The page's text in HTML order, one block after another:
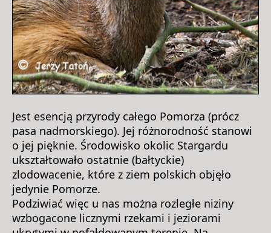
Jest esencją przyrody całego Pomorza (prócz
pasa nadmorskiego). Jej różnorodność stanowi
o jej pięknie. Środowisko okolic Stargardu
ukształtowało ostatnie (bałtyckie)
zlodowacenie, które z ziem polskich objęło
jedynie Pomorze.
Podziwiać więc u nas można rozległe niziny
wzbogacone licznymi rzekami i jeziorami